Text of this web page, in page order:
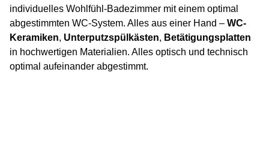
individuelles Wohlfühl-Badezimmer mit einem optimal
abgestimmten WC-System. Alles aus einer Hand – WC-
Keramiken, Unterputzspülkästen, Betätigungsplatten
in hochwertigen Materialien. Alles optisch und technisch
optimal aufeinander abgestimmt.